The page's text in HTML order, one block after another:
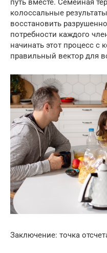
путь вместе. Семейная
колоссальные
восстановить
потребности каждого
начинать этот процесс с
правильный вектор для
Заключение: точка